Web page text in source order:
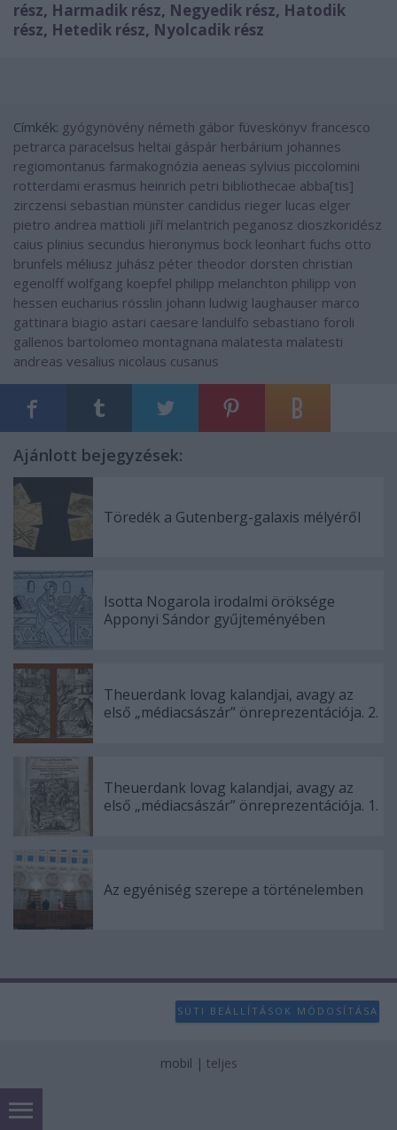
rész, Harmadik rész, Negyedik rész, Hatodik
rész, Hetedik rész, Nyolcadik rész
Címkék: gyógynövény németh gábor füveskönyv francesco
petrarca paracelsus heltai gáspár herbárium johannes
regiomontanus farmakognózia aeneas sylvius piccolomini
rotterdami erasmus heinrich petri bibliothecae abba[tis]
zirczensi sebastian münster candidus rieger lucas elger
pietro andrea mattioli jiří melantrich peganosz dioszkoridész
caius plinius secundus hieronymus bock leonhart fuchs otto
brunfels méliusz juhász péter theodor dorsten christian
egenolff wolfgang koepfel philipp melanchton philipp von
hessen eucharius rösslin johann ludwig laughauser marco
gattinara biagio astari caesare landulfo sebastiano foroli
gallenos bartolomeo montagnana malatesta malatesti
andreas vesalius nicolaus cusanus
Ajánlott bejegyzések:
Töredék a Gutenberg-galaxis mélyéről
Isotta Nogarola irodalmi öröksége
Apponyi Sándor gyűjteményében
Theuerdank lovag kalandjai, avagy az
első „médiacsászár” önreprezentációja. 2.
Theuerdank lovag kalandjai, avagy az
első „médiacsászár” önreprezentációja. 1.
Az egyéniség szerepe a történelemben
SÜTI BEÁLLÍTÁSOK MÓDOSÍTÁSA
mobil | teljes